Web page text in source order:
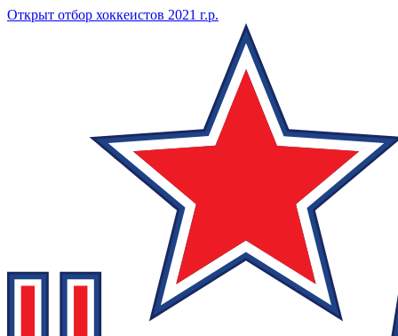
Открыт отбор хоккеистов 2021 г.р.